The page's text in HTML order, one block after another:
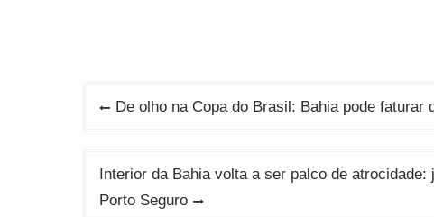
Navegação
Post
De olho na Copa do Brasil: Bahia pode
Interior da Bahia volta a ser palco de
Porto Seguro